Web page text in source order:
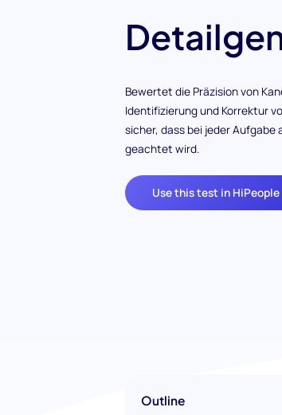
Bewertet die Präzision von
Identifizierung und Korrektur
sicher, dass bei jeder Aufgabe
geachtet wird.
Use this test in HiPeople
Outline